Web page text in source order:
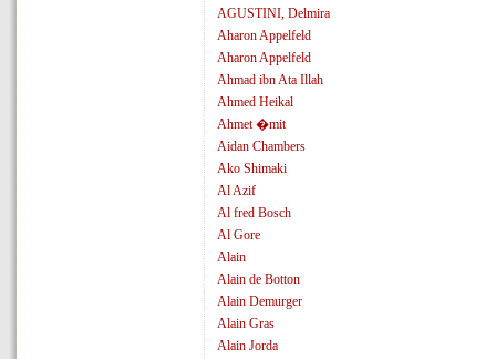
AGUSTINI, Delmira
Aharon Appelfeld
Aharon Appelfeld
Ahmad ibn Ata Illah
Ahmed Heikal
Ahmet �mit
Aidan Chambers
Ako Shimaki
Al Azif
Al fred Bosch
Al Gore
Alain
Alain de Botton
Alain Demurger
Alain Gras
Alain Jorda